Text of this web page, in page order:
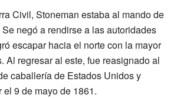
Civil, Stoneman estaba al mando de
negó a rendirse a las autoridades
escapar hacia el norte con la mayor
Al regresar al este, fue reasignado al
caballería de Estados Unidos y
9 de mayo de 1861.